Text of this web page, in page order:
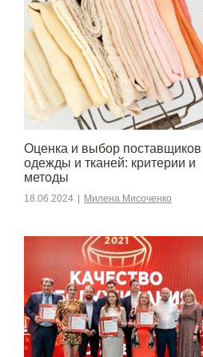
Оценка и выбор поставщиков
одежды и тканей: критерии и
методы
18.06.2024 Милена Мисоченко